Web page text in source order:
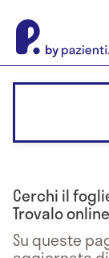
Cerchi il
Trovalo
Su queste